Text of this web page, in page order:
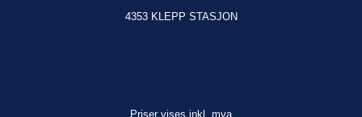
4353 KLEPP STASJON
Priser vises inkl. mva